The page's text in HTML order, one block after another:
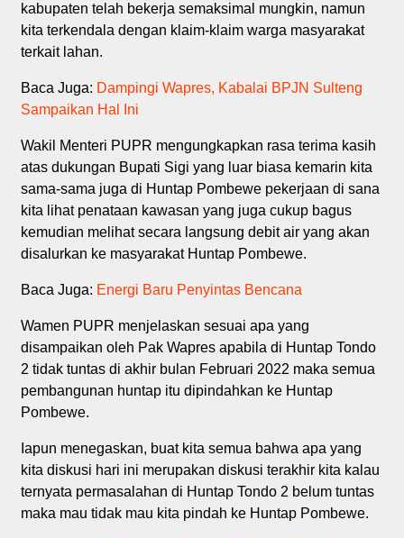
kabupaten telah bekerja semaksimal mungkin, namun
kita terkendala dengan klaim-klaim warga masyarakat
terkait lahan.
Baca Juga: Dampingi Wapres, Kabalai BPJN Sulteng
Sampaikan Hal Ini
Wakil Menteri PUPR mengungkapkan rasa terima kasih
atas dukungan Bupati Sigi yang luar biasa kemarin kita
sama-sama juga di Huntap Pombewe pekerjaan di sana
kita lihat penataan kawasan yang juga cukup bagus
kemudian melihat secara langsung debit air yang akan
disalurkan ke masyarakat Huntap Pombewe.
Baca Juga: Energi Baru Penyintas Bencana
Wamen PUPR menjelaskan sesuai apa yang
disampaikan oleh Pak Wapres apabila di Huntap Tondo
2 tidak tuntas di akhir bulan Februari 2022 maka semua
pembangunan huntap itu dipindahkan ke Huntap
Pombewe.
Iapun menegaskan, buat kita semua bahwa apa yang
kita diskusi hari ini merupakan diskusi terakhir kita kalau
ternyata permasalahan di Huntap Tondo 2 belum tuntas
maka mau tidak mau kita pindah ke Huntap Pombewe.